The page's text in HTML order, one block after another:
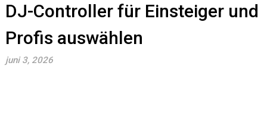
DJ-Controller für Einsteiger und
Profis auswählen
juni 3, 2026